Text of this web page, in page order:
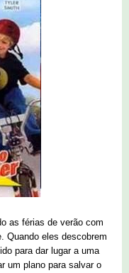
as férias de verão com
Quando eles descobrem
para dar lugar a uma
um plano para salvar o